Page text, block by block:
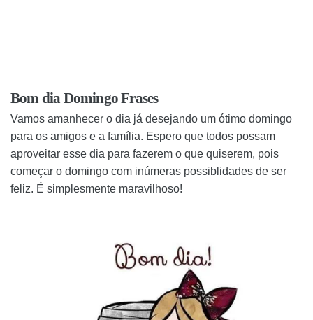
Bom dia Domingo Frases
Vamos amanhecer o dia já desejando um ótimo domingo
para os amigos e a família. Espero que todos possam
aproveitar esse dia para fazerem o que quiserem, pois
começar o domingo com inúmeras possiblidades de ser
feliz. É simplesmente maravilhoso!